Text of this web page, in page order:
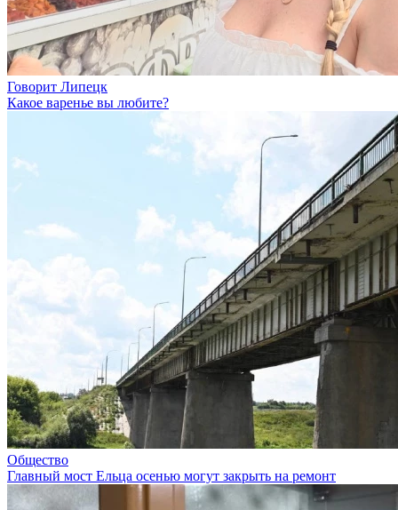
Говорит Липецк
Какое варенье вы любите?
Общество
Главный мост Ельца осенью могут закрыть на ремонт